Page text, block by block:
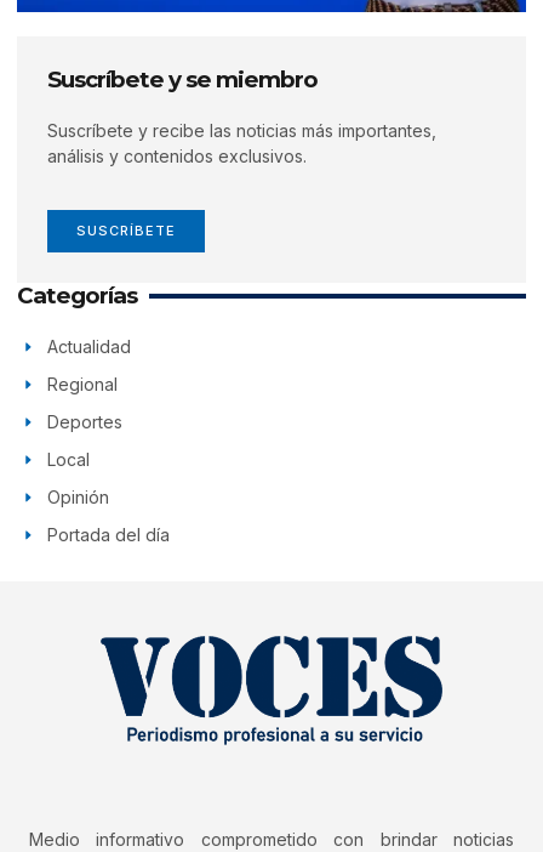
Suscríbete y se miembro
Suscríbete y recibe las noticias más importantes,
análisis y contenidos exclusivos.
SUSCRÍBETE
Categorías
Actualidad
Regional
Deportes
Local
Opinión
Portada del día
Medio informativo comprometido con brindar noticias